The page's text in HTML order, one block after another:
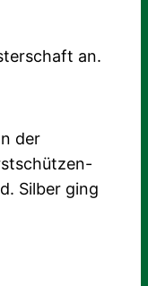
an.
der
Silber ging